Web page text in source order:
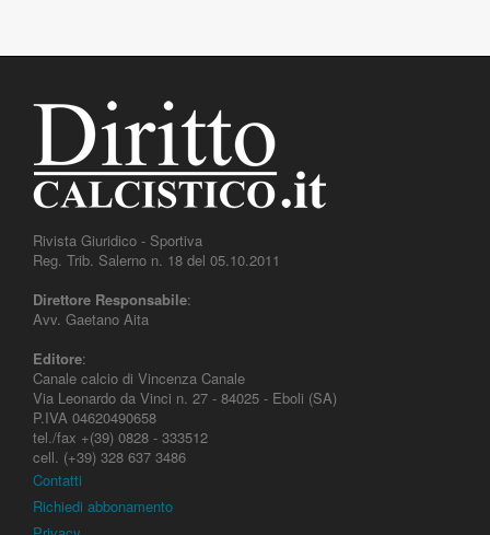
Rivista Giuridico - Sportiva
Reg. Trib. Salerno n. 18 del 05.10.2011
Direttore Responsabile:
Avv. Gaetano Aita
Editore:
Canale calcio di Vincenza Canale
Via Leonardo da Vinci n. 27 - 84025 - Eboli (SA)
P.IVA 04620490658
tel./fax +(39) 0828 - 333512
cell. (+39) 328 637 3486
Contatti
Richiedi abbonamento